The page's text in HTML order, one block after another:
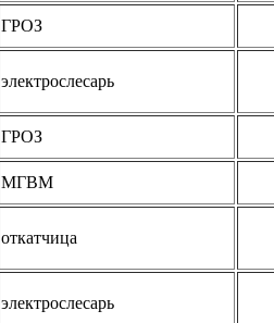
ГРОЗ
электрослесарь
ГРОЗ
МГВМ
откатчица
электрослесарь